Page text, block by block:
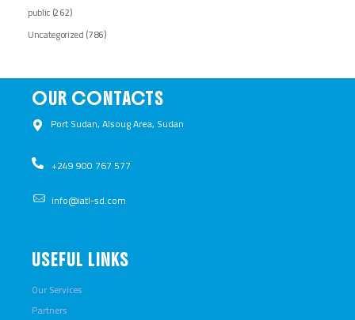
public(262)
Uncategorized(786)
OUR CONTACTS
Port Sudan, Alsoug Area, Sudan ​
+249 900 767 577​
info@iatl-sd.com
USEFUL LINKS
Our Services
Partners